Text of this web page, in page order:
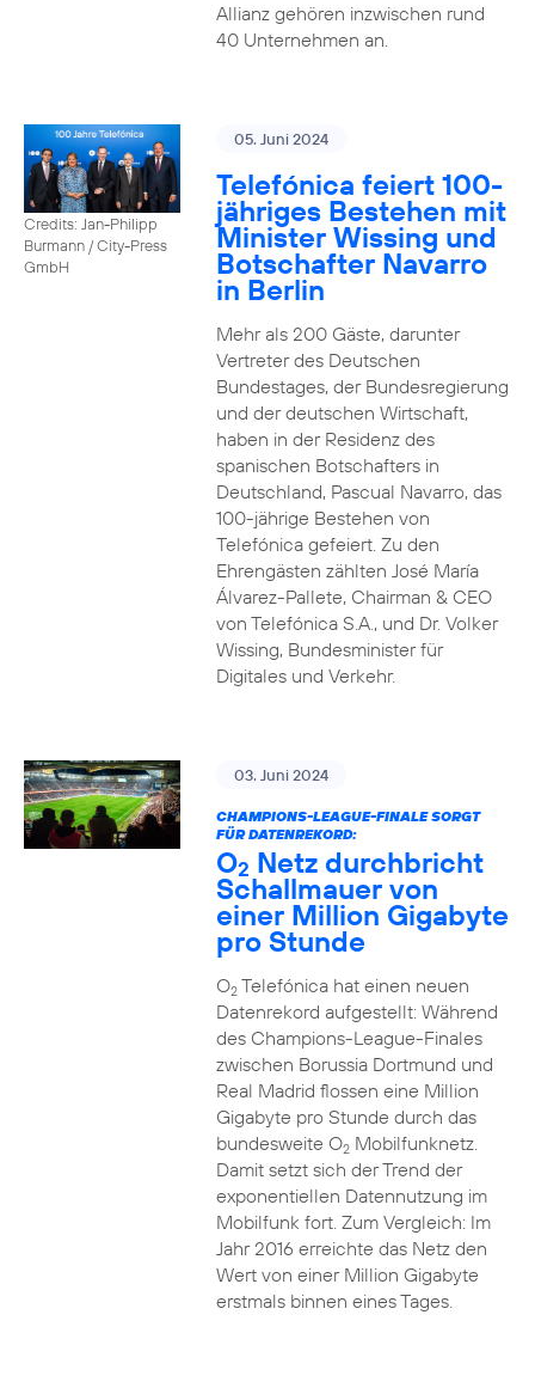
Allianz gehören inzwischen rund
40 Unternehmen an.
Credits: Jan-Philipp
Burmann / City-Press
GmbH
05. Juni 2024
Telefónica feiert 100-
jähriges Bestehen mit
Minister Wissing und
Botschafter Navarro
in Berlin
Mehr als 200 Gäste, darunter
Vertreter des Deutschen
Bundestages, der Bundesregierung
und der deutschen Wirtschaft,
haben in der Residenz des
spanischen Botschafters in
Deutschland, Pascual Navarro, das
100-jährige Bestehen von
Telefónica gefeiert. Zu den
Ehrengästen zählten José María
Álvarez-Pallete, Chairman & CEO
von Telefónica S.A., und Dr. Volker
Wissing, Bundesminister für
Digitales und Verkehr.
03. Juni 2024
CHAMPIONS-LEAGUE-FINALE SORGT
FÜR DATENREKORD:
O2 Netz durchbricht
Schallmauer von
einer Million Gigabyte
pro Stunde
O2Telefónica hat einen neuen
Datenrekord aufgestellt: Während
des Champions-League-Finales
zwischen Borussia Dortmund und
Real Madrid flossen eine Million
Gigabyte pro Stunde durch das
bundesweite O2Mobilfunknetz.
Damit setzt sich der Trend der
exponentiellen Datennutzung im
Mobilfunk fort. Zum Vergleich: Im
Jahr 2016 erreichte das Netz den
Wert von einer Million Gigabyte
erstmals binnen eines Tages.